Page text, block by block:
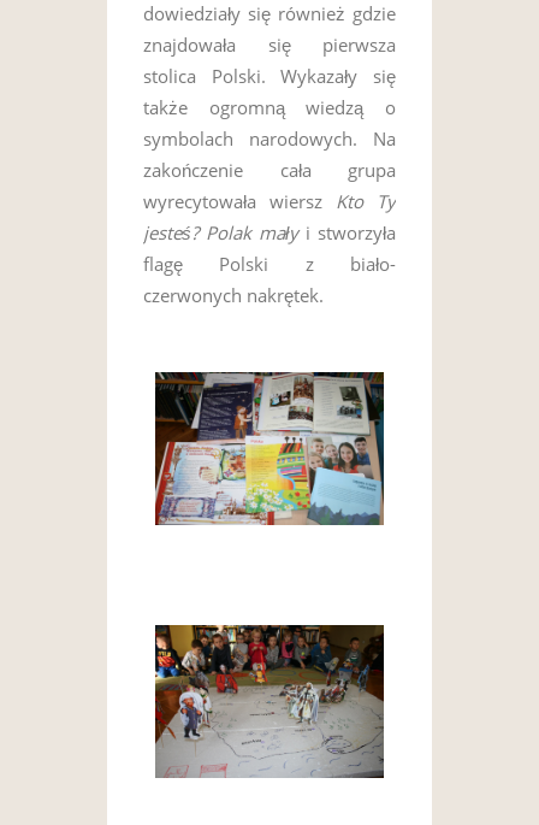
dowiedziały się również gdzie
znajdowała się pierwsza
stolica Polski. Wykazały się
także ogromną wiedzą o
symbolach narodowych. Na
zakończenie cała grupa
wyrecytowała wiersz Kto Ty
jesteś? Polak małyi stworzyła
flagę Polski z biało-
czerwonych nakrętek.